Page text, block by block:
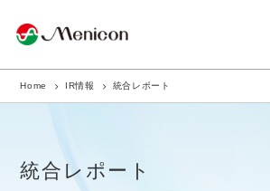
企業情報
商品サイト
Home IR情報 統合レポート
統合レポート